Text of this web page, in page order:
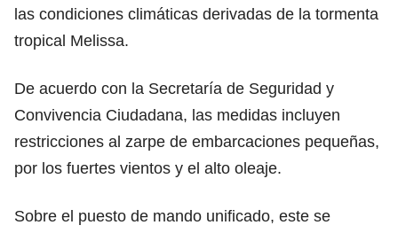
las condiciones climáticas derivadas de la tormenta
tropical Melissa.
De acuerdo con la Secretaría de Seguridad y
Convivencia Ciudadana, las medidas incluyen
restricciones al zarpe de embarcaciones pequeñas,
por los fuertes vientos y el alto oleaje.
Sobre el puesto de mando unificado, este se